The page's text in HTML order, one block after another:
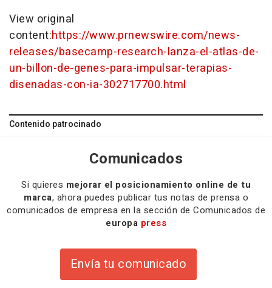
View original
content:https://www.prnewswire.com/news-
releases/basecamp-research-lanza-el-atlas-de-
un-billon-de-genes-para-impulsar-terapias-
disenadas-con-ia-302717700.html
Contenido patrocinado
Comunicados
Si quieres mejorar el posicionamiento online de tu
marca, ahora puedes publicar tus notas de prensa o
comunicados de empresa en la sección de Comunicados de
europa press
Envía tu comunicado